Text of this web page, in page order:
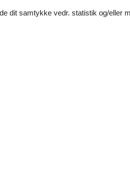
Glæd jer til en
til haven og havet. Fyr op i
dit samtykke vedr. statistik og/eller